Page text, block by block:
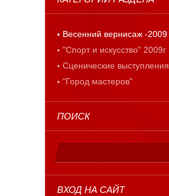
Весенний вернисаж -2009
"Спорт и искусство" 2009г
Сценические выступления
"Город мастеров"
ПОИСК
ВХОД НА САЙТ